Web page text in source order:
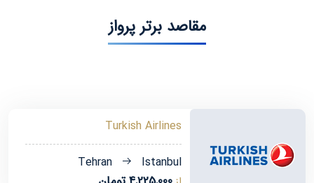
مقاصد برتر پرواز
Turkish Airlines
Tehran Istanbul